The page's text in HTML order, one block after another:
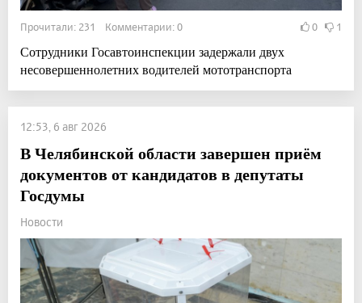
Прочитали: 231 Комментарии: 0 0 1
Сотрудники Госавтоинспекции задержали двух
несовершеннолетних водителей мототранспорта
12:53, 6 авг 2026
В Челябинской области завершен приём
документов от кандидатов в депутаты
Госдумы
Новости